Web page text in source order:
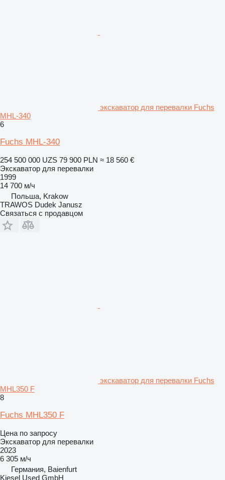
экскаватор для перевалки Fuchs
MHL-340
6
Fuchs MHL-340
254 500 000 UZS 79 900 PLN ≈ 18 560 €
Экскаватор для перевалки
1999
14 700 м/ч
Польша, Krakow
TRAWOS Dudek Janusz
Связаться с продавцом
экскаватор для перевалки Fuchs
MHL350 F
8
Fuchs MHL350 F
Цена по запросу
Экскаватор для перевалки
2023
6 305 м/ч
Германия, Baienfurt
Kiesel Used GmbH